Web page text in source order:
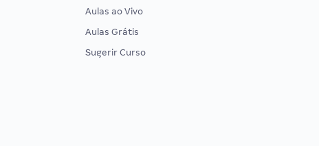
Aulas ao Vivo
Aulas Grátis
Sugerir Curso